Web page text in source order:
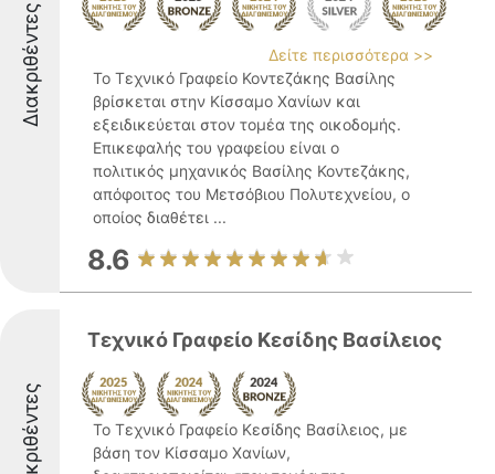
Διακριθέντες
Δείτε περισσότερα >>
Το Τεχνικό Γραφείο Κοντεζάκης Βασίλης
βρίσκεται στην Κίσσαμο Χανίων και
εξειδικεύεται στον τομέα της οικοδομής.
Επικεφαλής του γραφείου είναι ο
πολιτικός μηχανικός Βασίλης Κοντεζάκης,
απόφοιτος του Μετσόβιου Πολυτεχνείου, ο
οποίος διαθέτει ...
8.6
Διακριθέντες
Τεχνικό Γραφείο Κεσίδης Βασίλειος
Το Τεχνικό Γραφείο Κεσίδης Βασίλειος, με
βάση τον Κίσσαμο Χανίων,